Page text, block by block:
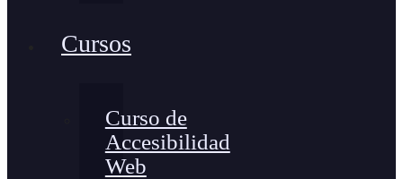
Cursos
Curso de
Accesibilidad
Web